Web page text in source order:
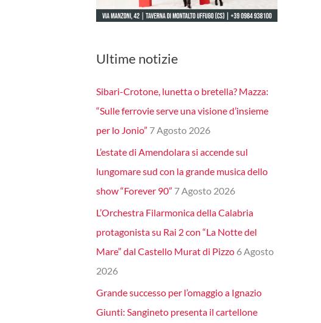
Ultime notizie
Sibari-Crotone, lunetta o bretella? Mazza:
“Sulle ferrovie serve una visione d’insieme
per lo Jonio” 7 Agosto 2026
L’estate di Amendolara si accende sul
lungomare sud con la grande musica dello
show “Forever 90” 7 Agosto 2026
L’Orchestra Filarmonica della Calabria
protagonista su Rai 2 con “La Notte del
Mare” dal Castello Murat di Pizzo 6 Agosto
2026
Grande successo per l’omaggio a Ignazio
Giunti: Sangineto presenta il cartellone